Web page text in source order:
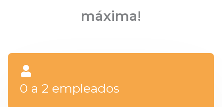
máxima!
0 a 2 empleados